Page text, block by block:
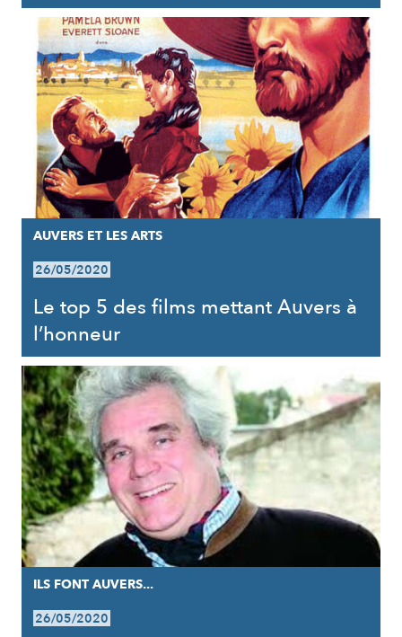
AUVERS ET LES ARTS
26/05/2020
Le top 5 des films mettant Auvers à
l’honneur
ILS FONT AUVERS...
26/05/2020